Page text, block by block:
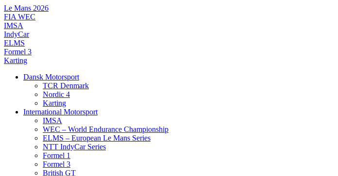
Videre
til
indhold
Le Mans 2026
FIA WEC
IMSA
IndyCar
ELMS
Formel 3
Karting
Dansk Motorsport
TCR Denmark
Nordic 4
Karting
International Motorsport
IMSA
WEC – World Endurance Championship
ELMS – European Le Mans Series
NTT IndyCar Series
Formel 1
Formel 3
British GT